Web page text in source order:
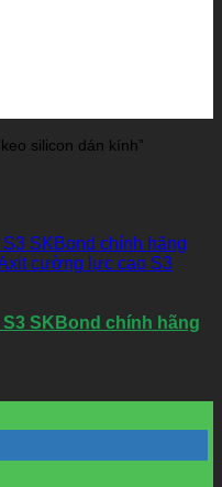
silicon dán kính”
SKBond chính hãng